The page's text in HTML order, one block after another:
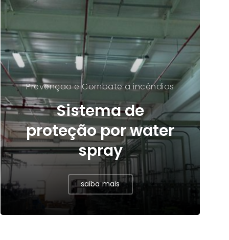
Prevenção e Combate a incêndios
Sistema de
proteção por water
spray
saiba mais